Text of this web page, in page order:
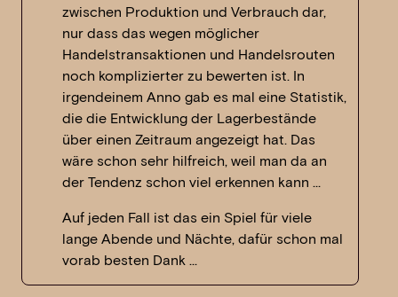
zwischen Produktion und Verbrauch dar,
nur dass das wegen möglicher
Handelstransaktionen und Handelsrouten
noch komplizierter zu bewerten ist. In
irgendeinem Anno gab es mal eine Statistik,
die die Entwicklung der Lagerbestände
über einen Zeitraum angezeigt hat. Das
wäre schon sehr hilfreich, weil man da an
der Tendenz schon viel erkennen kann …
Auf jeden Fall ist das ein Spiel für viele
lange Abende und Nächte, dafür schon mal
vorab besten Dank …